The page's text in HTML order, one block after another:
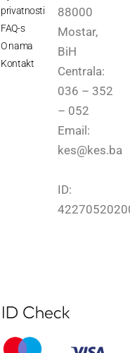
privatnosti
FAQ-s
O nama
Kontakt
88000
Mostar,
BiH
Centrala:
036 – 352
– 052
Email:
kes@kes.ba
ID: